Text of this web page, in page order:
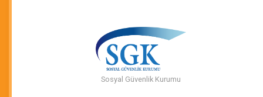
Sosyal Güvenlik Kurumu